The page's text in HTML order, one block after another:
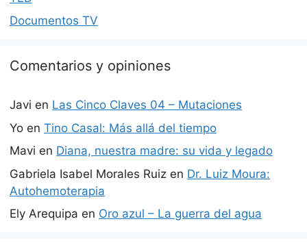
Documentos TV
Comentarios y opiniones
Javi en Las Cinco Claves 04 – Mutaciones
Yo en Tino Casal: Más allá del tiempo
Mavi en Diana, nuestra madre: su vida y legado
Gabriela Isabel Morales Ruiz en Dr. Luiz Moura:
Autohemoterapia
Ely Arequipa en Oro azul – La guerra del agua